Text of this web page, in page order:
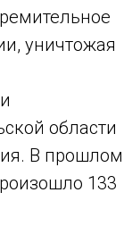
уничтожая
области
В прошлом
133